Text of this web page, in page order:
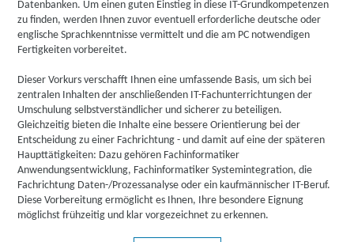
Datenbanken. Um einen guten Einstieg in diese IT-Grundkompetenzen
zu finden, werden Ihnen zuvor eventuell erforderliche deutsche oder
englische Sprachkenntnisse vermittelt und die am PC notwendigen
Fertigkeiten vorbereitet.
Dieser Vorkurs verschafft Ihnen eine umfassende Basis, um sich bei
zentralen Inhalten der anschließenden IT-Fachunterrichtungen der
Umschulung selbstverständlicher und sicherer zu beteiligen.
Gleichzeitig bieten die Inhalte eine bessere Orientierung bei der
Entscheidung zu einer Fachrichtung - und damit auf eine der späteren
Haupttätigkeiten: Dazu gehören Fachinformatiker
Anwendungsentwicklung, Fachinformatiker Systemintegration, die
Fachrichtung Daten-/Prozessanalyse oder ein kaufmännischer IT-Beruf.
Diese Vorbereitung ermöglicht es Ihnen, Ihre besondere Eignung
möglichst frühzeitig und klar vorgezeichnet zu erkennen.